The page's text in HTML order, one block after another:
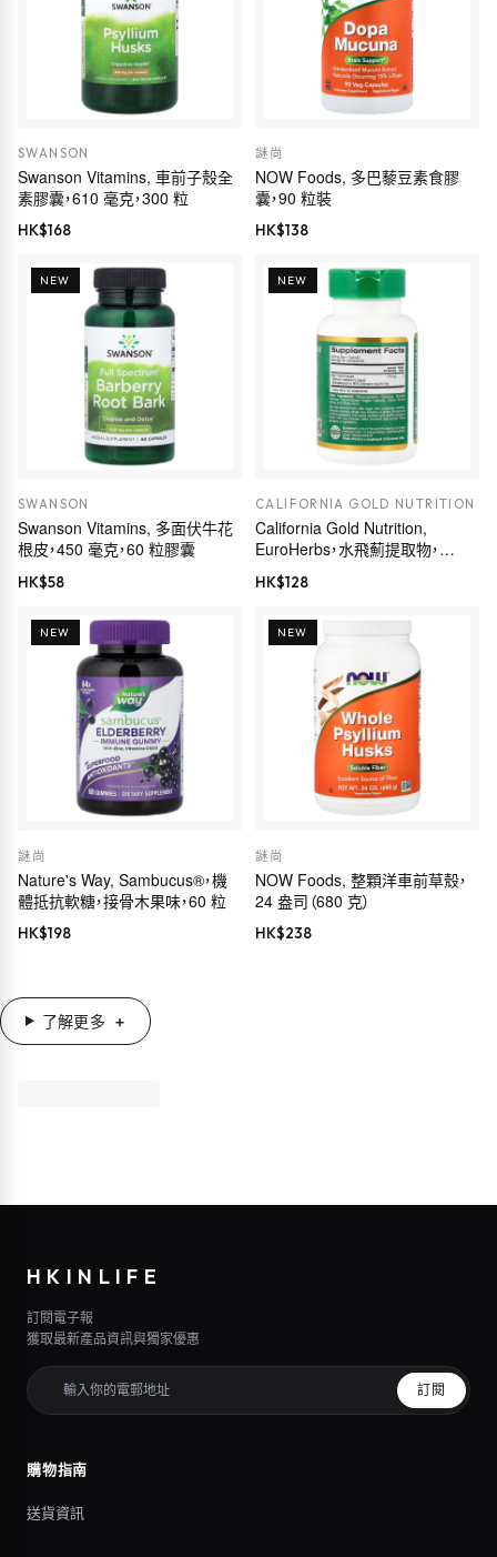
SWANSON
Swanson Vitamins, 車前子殼全
素膠囊，610 毫克，300 粒
HK$168
謎尚
NOW Foods, 多巴藜豆素食膠
囊，90 粒裝
HK$138
NEW
SWANSON
Swanson Vitamins, 多面伏牛花
根皮，450 毫克，60 粒膠囊
HK$58
NEW
CALIFORNIA GOLD NUTRITION
California Gold Nutrition,
EuroHerbs，水飛薊提取物，
Euromed 品質，175 毫克，60 粒
素食膠囊
HK$128
NEW
謎尚
Nature's Way, Sambucus®，機
體抵抗軟糖，接骨木果味，60 粒
HK$198
NEW
謎尚
NOW Foods, 整顆洋車前草殼，
24 盎司（680 克）
HK$238
了解更多
HKINLIFE
訂閱電子報
獲取最新產品資訊與獨家優惠
訂閱
購物指南
送貨資訊